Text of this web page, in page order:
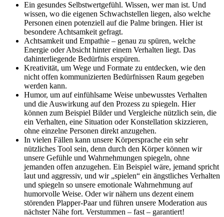
Ein gesundes Selbstwertgefühl. Wissen, wer man ist. Und
wissen, wo die eigenen Schwachstellen liegen, also welche
Personen einen potenziell auf die Palme bringen. Hier ist
besondere Achtsamkeit gefragt.
Achtsamkeit und Empathie – genau zu spüren, welche
Energie oder Absicht hinter einem Verhalten liegt. Das
dahinterliegende Bedürfnis erspüren.
Kreativität, um Wege und Formate zu entdecken, wie den
nicht offen kommunizierten Bedürfnissen Raum gegeben
werden kann.
Humor, um auf einfühlsame Weise unbewusstes Verhalten
und die Auswirkung auf den Prozess zu spiegeln. Hier
können zum Beispiel Bilder und Vergleiche nützlich sein, die
ein Verhalten, eine Situation oder Konstellation skizzieren,
ohne einzelne Personen direkt anzugehen.
In vielen Fällen kann unsere Körpersprache ein sehr
nützliches Tool sein, denn durch den Körper können wir
unsere Gefühle und Wahrnehmungen spiegeln, ohne
jemanden offen anzugehen. Ein Beispiel wäre, jemand spricht
laut und aggressiv, und wir „spielen“ ein ängstliches Verhalten
und spiegeln so unsere emotionale Wahrnehmung auf
humorvolle Weise. Oder wir nähern uns dezent einem
störenden Plapper-Paar und führen unsere Moderation aus
nächster Nähe fort. Verstummen – fast – garantiert!